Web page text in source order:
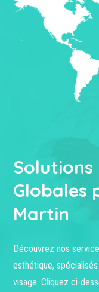
Solutions
Globales
Martin
Découvrez nos
esthétique,
visage. Cliquez ci-